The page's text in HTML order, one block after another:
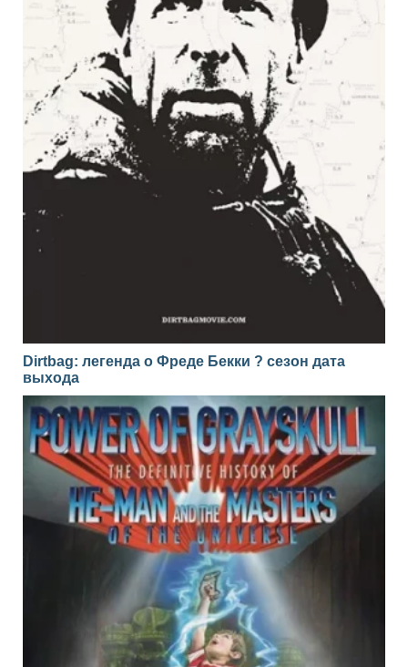
Dirtbag: легенда о Фреде Бекки ? сезон дата
выхода